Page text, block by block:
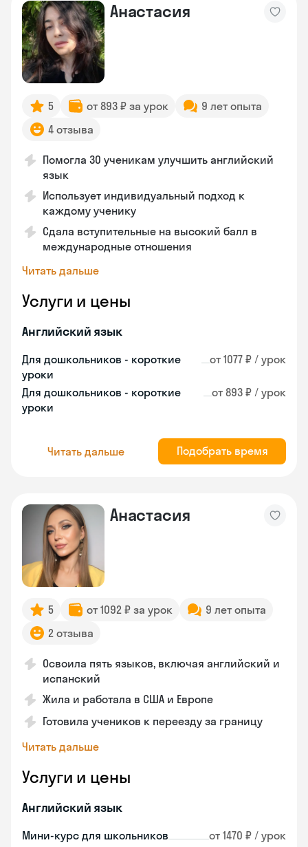
Анастасия
5 от 893 ₽ за урок
9 лет опыта
4 отзыва
Помогла 30 ученикам улучшить английский
язык
Использует индивидуальный подход к
каждому ученику
Сдала вступительные на высокий балл в
международные отношения
Читать дальше
Услуги и цены
Английский язык
Для дошкольников - короткие
уроки
от 1077 ₽ / урок
Для дошкольников - короткие
уроки
от 893 ₽ / урок
Читать дальше Подобрать время
Анастасия
5 от 1092 ₽ за урок
9 лет опыта
2 отзыва
Освоила пять языков, включая английский и
испанский
Жила и работала в США и Европе
Готовила учеников к переезду за границу
Читать дальше
Услуги и цены
Английский язык
Мини-курс для школьников от 1470 ₽ / урок